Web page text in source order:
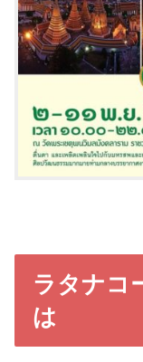
ラタナコ
は